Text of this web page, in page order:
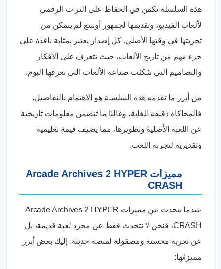
هذه السلسلة تكمن في الحفاظ على التراث الرقمي
لألعاب الفيديو، وتقديمها لجمهور أوسع لم يتمكن من
تجربتها في وقتها الأصلي. كل إصدار يعتبر بمثابة نافذة على
جزء مهم من تاريخ الألعاب، حيث تتعرف على الأفكار
والتصاميم التي شكلت صناعة الألعاب التي نعرفها اليوم.
من أبرز ما تقدمه هذه السلسلة هو الاهتمام بالتفاصيل،
فالمحاكاة دقيقة للغاية، وغالبًا ما تتضمن معلومات تاريخية
عن اللعبة الأصلية وتطويرها، مما يضيف قيمة تعليمية
وتقديرية لتجربة اللعب.
مميزات Arcade Archives 2 HYPER
CRASH
عندما نتحدث عن مميزات Arcade Archives 2 HYPER
CRASH، فنحن لا نتحدث فقط عن مجرد لعبة قديمة، بل
عن تجربة محسنة ومصقولة لمنصة حديثة. إليك بعض أبرز
مميزاتها: